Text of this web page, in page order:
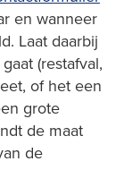
en wanneer
Laat daarbij
(restafval,
of het een
grote
de maat
de